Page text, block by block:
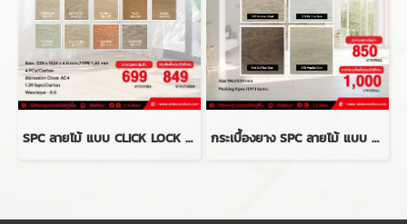
SPC ลายไม้ แบบ CLICK LOCK รุ่น NX-E-BIGSIZE SERIES ความหนา 8 mm. กระเบื้องยาง SPC ลายไม้ แบบ CLICK LOCK รุ่น Hybrid Engineering Flor ความหนา 8 mm.